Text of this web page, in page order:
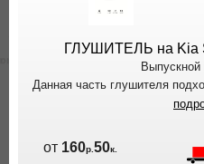
ГЛУШИТЕЛЬ на Kia
Выпускной
Данная часть глушителя
от 160р. 50к.